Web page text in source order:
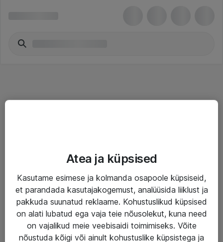
Haldusteenused
Garantii
Turva- ja nõrkvoolulahendused
Atea ja küpsised
Kasutame esimese ja kolmanda osapoole küpsiseid,
et parandada kasutajakogemust, analüüsida liiklust ja
pakkuda suunatud reklaame. Kohustuslikud küpsised
on alati lubatud ega vaja teie nõusolekut, kuna need
on vajalikud meie veebisaidi toimimiseks. Võite
nõustuda kõigi või ainult kohustuslike küpsistega ja